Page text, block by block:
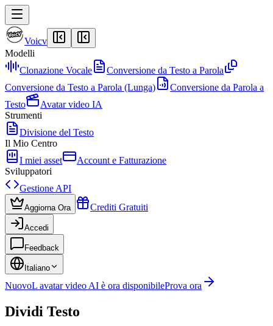
Voicv
Modelli
Clonazione Vocale
Conversione da Testo a Parola
Conversione da Testo a Parola (Lunga)
Conversione da Parola a
Testo
Avatar video IA
Strumenti
Divisione del Testo
Il Mio Centro
I miei asset
Account e Fatturazione
Sviluppatori
Gestione API
Aggiorna Ora Crediti Gratuiti
Accedi
Feedback
Italiano
NuovoL avatar video AI è ora disponibileProva ora
Dividi Testo